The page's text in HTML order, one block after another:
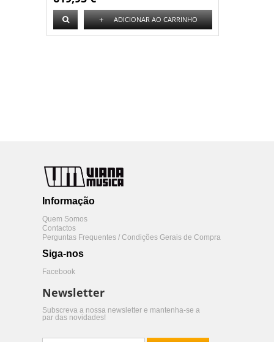
+ ADICIONAR AO CARRINHO
Informação
Quem Somos
Contactos
Perguntas Frequentes / Condições Gerais de Compra
Siga-nos
Facebook
Newsletter
Subscreva a nossa newsletter e mantenha-se a
par das novidades!